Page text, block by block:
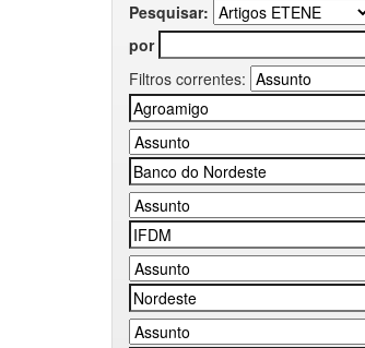
Pesquisar:
por
Filtros correntes: